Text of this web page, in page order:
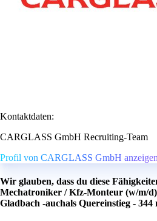
Kontaktdaten:
CARGLASS GmbH Recruiting-Team
Profil von CARGLASS GmbH anzeigen
Wir glauben, dass du diese
Mechatroniker / Kfz-Monteur (w/m/
Gladbach -auchals Quereinstieg -